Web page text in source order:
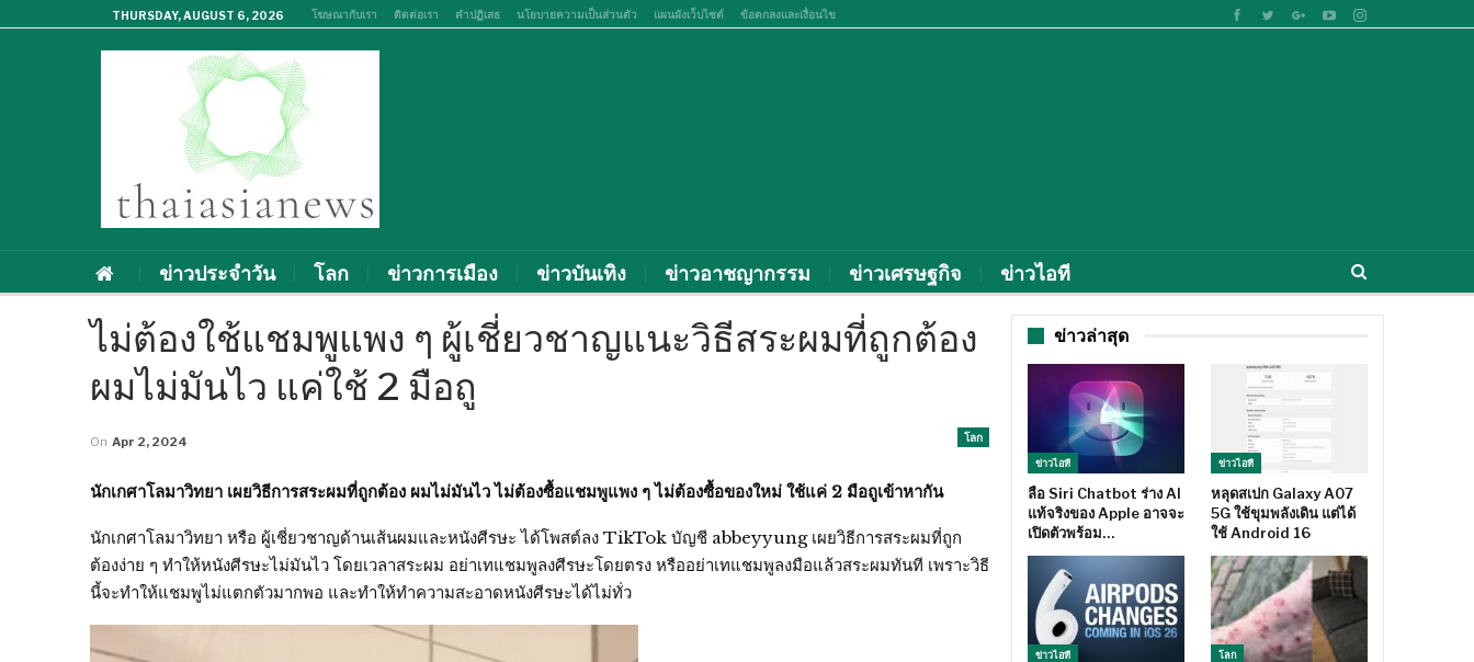
THURSDAY, AUGUST 6, 2026 โฆษณากับเรา ติดต่อเรา คำปฏิเสธ นโยบายความเป็นส่วนตัว แผนผังเว็บไซต์ ข้อตกลงและเงื่อนไข
ข่าวประจำวัน โลก ข่าวการเมือง ข่าวบันเทิง ข่าวอาชญากรรม ข่าวเศรษฐกิจ ข่าวไอที
ไม่ต้องใช้แชมพูแพง ๆ ผู้เชี่ยวชาญแนะวิธีสระผมที่ถูกต้อง
ผมไม่มันไว แค่ใช้ 2 มือถู
โลก
On Apr 2, 2024
นักเกศาโลมาวิทยา เผยวิธีการสระผมที่ถูกต้อง ผมไม่มันไว ไม่ต้องซื้อแชมพูแพง ๆ ไม่ต้องซื้อของใหม่ ใช้แค่ 2 มือถูเข้าหากัน
นักเกศาโลมาวิทยา หรือ ผู้เชี่ยวชาญด้านเส้นผมและหนังศีรษะ ได้โพสต์ลง TikTok บัญชี abbeyyung เผยวิธีการสระผมที่ถูก
ต้องง่าย ๆ ทำให้หนังศีรษะไม่มันไว โดยเวลาสระผม อย่าเทแชมพูลงศีรษะโดยตรง หรืออย่าเทแชมพูลงมือแล้วสระผมทันที เพราะวิธี
นี้จะทำให้แชมพูไม่แตกตัวมากพอ และทำให้ทำความสะอาดหนังศีรษะได้ไม่ทั่ว
ข่าวล่าสุด
ข่าวไอที
ลือ Siri Chatbot ร่าง AI
แท้จริงของ Apple อาจจะ
เปิดตัวพร้อม…
ข่าวไอที
หลุดสเปก Galaxy A07
5G ใช้ขุมพลังเดิน แต่ได้
ใช้ Android 16
ข่าวไอที โลก